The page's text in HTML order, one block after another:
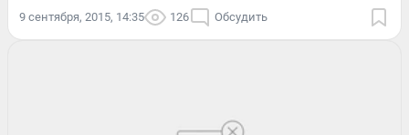
9 сентября, 2015, 14:35 126 Обсудить